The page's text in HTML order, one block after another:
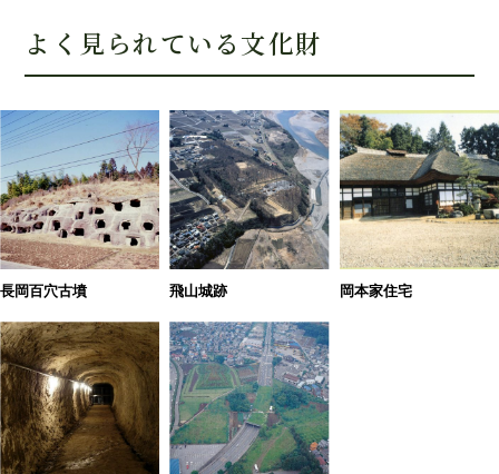
よく⾒られている⽂化財
長岡百穴古墳 飛山城跡 岡本家住宅